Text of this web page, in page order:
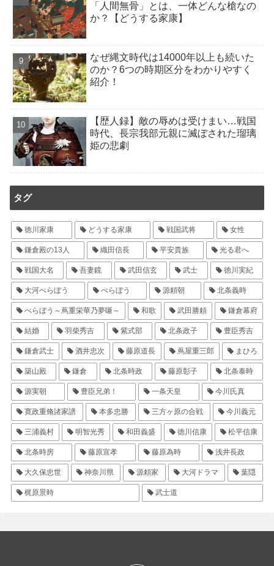
「人間無骨」とは、一体どんな槍なの
か？【どうする家康】
なぜ縄文時代は14000年以上も続いた
のか？6つの時期区分をわかりやすく
紹介！
【歴人録】敵の辱めは受けまい…戦国
時代、長宗我部元親に滅ぼされた瑠璃
姫の悲劇
タグ
徳川家康 どうする家康 戦国武将 女性
鎌倉殿の13人 織田信長 平安貴族 光る君へ
戦国大名 吾妻鏡 武田信玄 武士 徳川実紀
大河べらぼう べらぼう 源頼朝 北条義時
べらぼう～蔦重栄華乃夢噺～ 和歌 武田勝頼 鎌倉幕府
結婚 羽柴秀吉 紫式部 北条政子 豊臣秀吉
鎌倉武士 酒井忠次 藤原道長 蔦屋重三郎 まひろ
築山殿 鎌倉 北条時政 藤原彰子 北条泰時
源実朝 豊臣兄弟！ 一条天皇 今川氏真
寛政重脩諸家譜 本多忠勝 三方ヶ原の合戦 今川義元
三浦義村 明智光秀 和田義盛 徳川信康 松平信康
北条時房 藤原宣孝 藤原為時 浅井長政
大久保忠世 神奈川県 源頼家 大河ドラマ 葉隠
梶原景時 武士道